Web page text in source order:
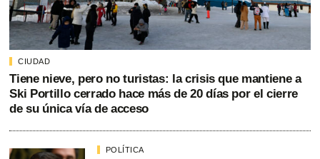
CIUDAD
Tiene nieve, pero no turistas: la crisis que mantiene a
Ski Portillo cerrado hace más de 20 días por el cierre
de su única vía de acceso
POLÍTICA